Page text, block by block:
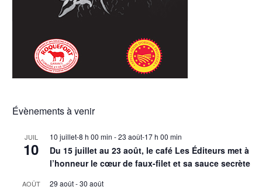
Évènements à venir
JUIL
10
10 juillet-8 h 00 min -23 août-17 h 00 min
Du 15 juillet au 23 août, le café Les Éditeurs met à
l’honneur le cœur de faux-filet et sa sauce secrète
AOÛT 29 août-30 août